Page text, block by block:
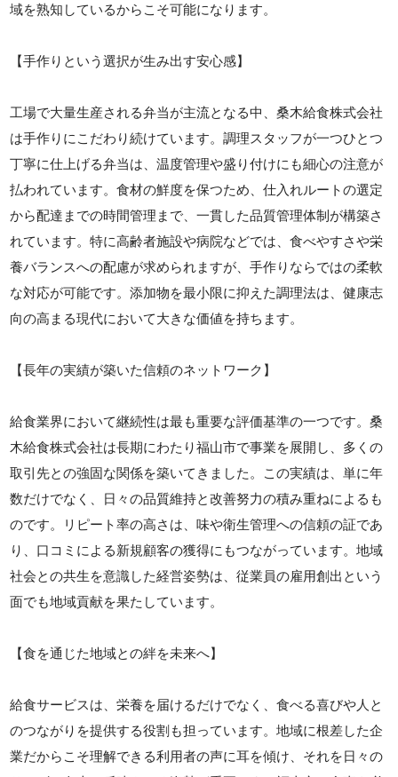
域を熟知しているからこそ可能になります。
【手作りという選択が生み出す安心感】
工場で大量生産される弁当が主流となる中、桑木給食株式会社
は手作りにこだわり続けています。調理スタッフが一つひとつ
丁寧に仕上げる弁当は、温度管理や盛り付けにも細心の注意が
払われています。食材の鮮度を保つため、仕入れルートの選定
から配達までの時間管理まで、一貫した品質管理体制が構築さ
れています。特に高齢者施設や病院などでは、食べやすさや栄
養バランスへの配慮が求められますが、手作りならではの柔軟
な対応が可能です。添加物を最小限に抑えた調理法は、健康志
向の高まる現代において大きな価値を持ちます。
【長年の実績が築いた信頼のネットワーク】
給食業界において継続性は最も重要な評価基準の一つです。桑
木給食株式会社は長期にわたり福山市で事業を展開し、多くの
取引先との強固な関係を築いてきました。この実績は、単に年
数だけでなく、日々の品質維持と改善努力の積み重ねによるも
のです。リピート率の高さは、味や衛生管理への信頼の証であ
り、口コミによる新規顧客の獲得にもつながっています。地域
社会との共生を意識した経営姿勢は、従業員の雇用創出という
面でも地域貢献を果たしています。
【食を通じた地域との絆を未来へ】
給食サービスは、栄養を届けるだけでなく、食べる喜びや人と
のつながりを提供する役割も担っています。地域に根差した企
業だからこそ理解できる利用者の声に耳を傾け、それを日々の